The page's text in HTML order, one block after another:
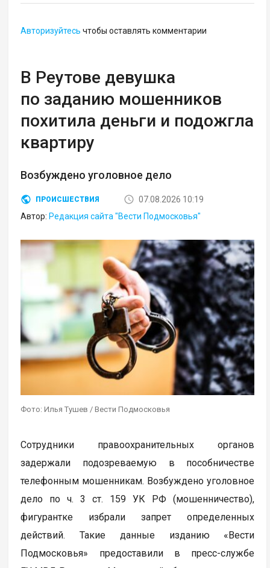
Авторизуйтесь чтобы оставлять комментарии
В Реутове девушка
по заданию мошенников
похитила деньги и подожгла
квартиру
Возбуждено уголовное дело
ПРОИСШЕСТВИЯ
07.08.2026 10:19
Автор: Редакция сайта "Вести Подмосковья"
Фото: Илья Тушев / Вести Подмосковья
Сотрудники правоохранительных органов
задержали подозреваемую в пособничестве
телефонным мошенникам. Возбуждено уголовное
дело по ч. 3 ст. 159 УК РФ (мошенничество),
фигурантке избрали запрет определенных
действий. Такие данные изданию «Вести
Подмосковья» предоставили в пресс-службе